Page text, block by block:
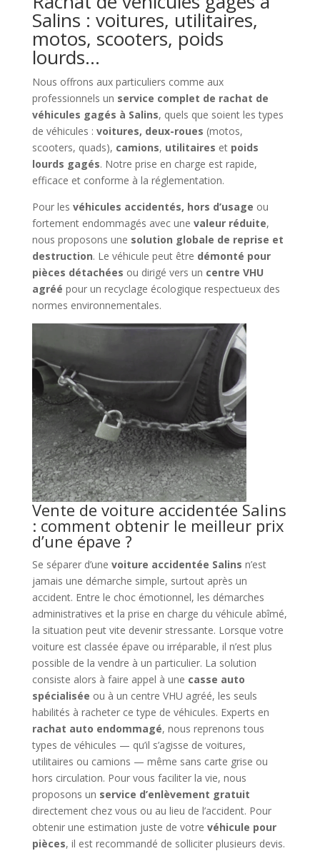
Salins : voitures, utilitaires,
motos, scooters, poids
lourds…
Nous offrons aux particuliers comme aux
professionnels un service complet de rachat de
véhicules gagés à Salins, quels que soient les types
de véhicules : voitures, deux-roues (motos,
scooters, quads), camions, utilitaires et poids
lourds gagés. Notre prise en charge est rapide,
efficace et conforme à la réglementation.
Pour les véhicules accidentés, hors d’usage ou
fortement endommagés avec une valeur réduite,
nous proposons une solution globale de reprise et
destruction. Le véhicule peut être démonté pour
pièces détachées ou dirigé vers un centre VHU
agréé pour un recyclage écologique respectueux des
normes environnementales.
Vente de voiture accidentée Salins
: comment obtenir le meilleur prix
d’une épave ?
Se séparer d’une voiture accidentée Salins n’est
jamais une démarche simple, surtout après un
accident. Entre le choc émotionnel, les démarches
administratives et la prise en charge du véhicule abîmé,
la situation peut vite devenir stressante. Lorsque votre
voiture est classée épave ou irréparable, il n’est plus
possible de la vendre à un particulier. La solution
consiste alors à faire appel à une casse auto
spécialisée ou à un centre VHU agréé, les seuls
habilités à racheter ce type de véhicules. Experts en
rachat auto endommagé, nous reprenons tous
types de véhicules — qu’il s’agisse de voitures,
utilitaires ou camions — même sans carte grise ou
hors circulation. Pour vous faciliter la vie, nous
proposons un service d’enlèvement gratuit
directement chez vous ou au lieu de l’accident. Pour
obtenir une estimation juste de votre véhicule pour
pièces, il est recommandé de solliciter plusieurs devis.